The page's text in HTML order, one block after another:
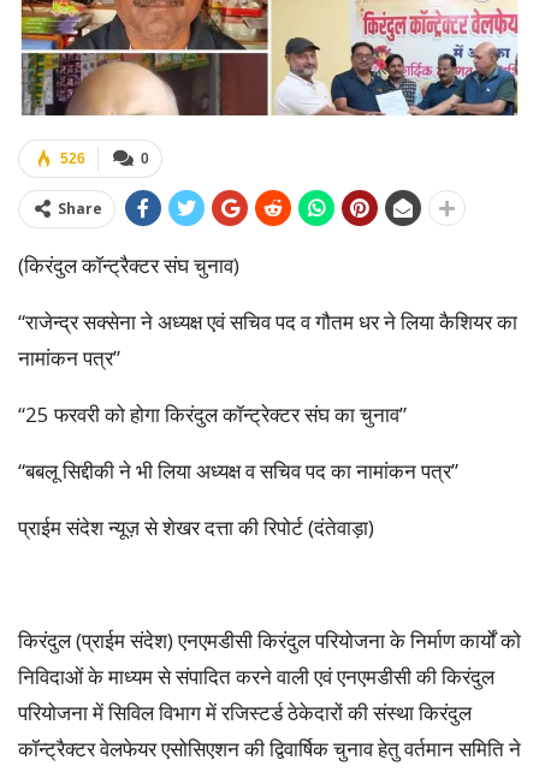
0
526
Share
(किरंदुल कॉन्ट्रैक्टर संघ चुनाव)
“राजेन्द्र सक्सेना ने अध्यक्ष एवं सचिव पद व गौतम धर ने लिया कैशियर का
नामांकन पत्र”
“25 फरवरी को होगा किरंदुल कॉन्ट्रेक्टर संघ का चुनाव”
“बबलू सिद्दीकी ने भी लिया अध्यक्ष व सचिव पद का नामांकन पत्र”
प्राईम संदेश न्यूज़ से शेखर दत्ता की रिपोर्ट (दंतेवाड़ा)
किरंदुल (प्राईम संदेश) एनएमडीसी किरंदुल परियोजना के निर्माण कार्यों को
निविदाओं के माध्यम से संपादित करने वाली एवं एनएमडीसी की किरंदुल
परियोजना में सिविल विभाग में रजिस्टर्ड ठेकेदारों की संस्था किरंदुल
कॉन्ट्रैक्टर वेलफेयर एसोसिएशन की द्विवार्षिक चुनाव हेतु वर्तमान समिति ने